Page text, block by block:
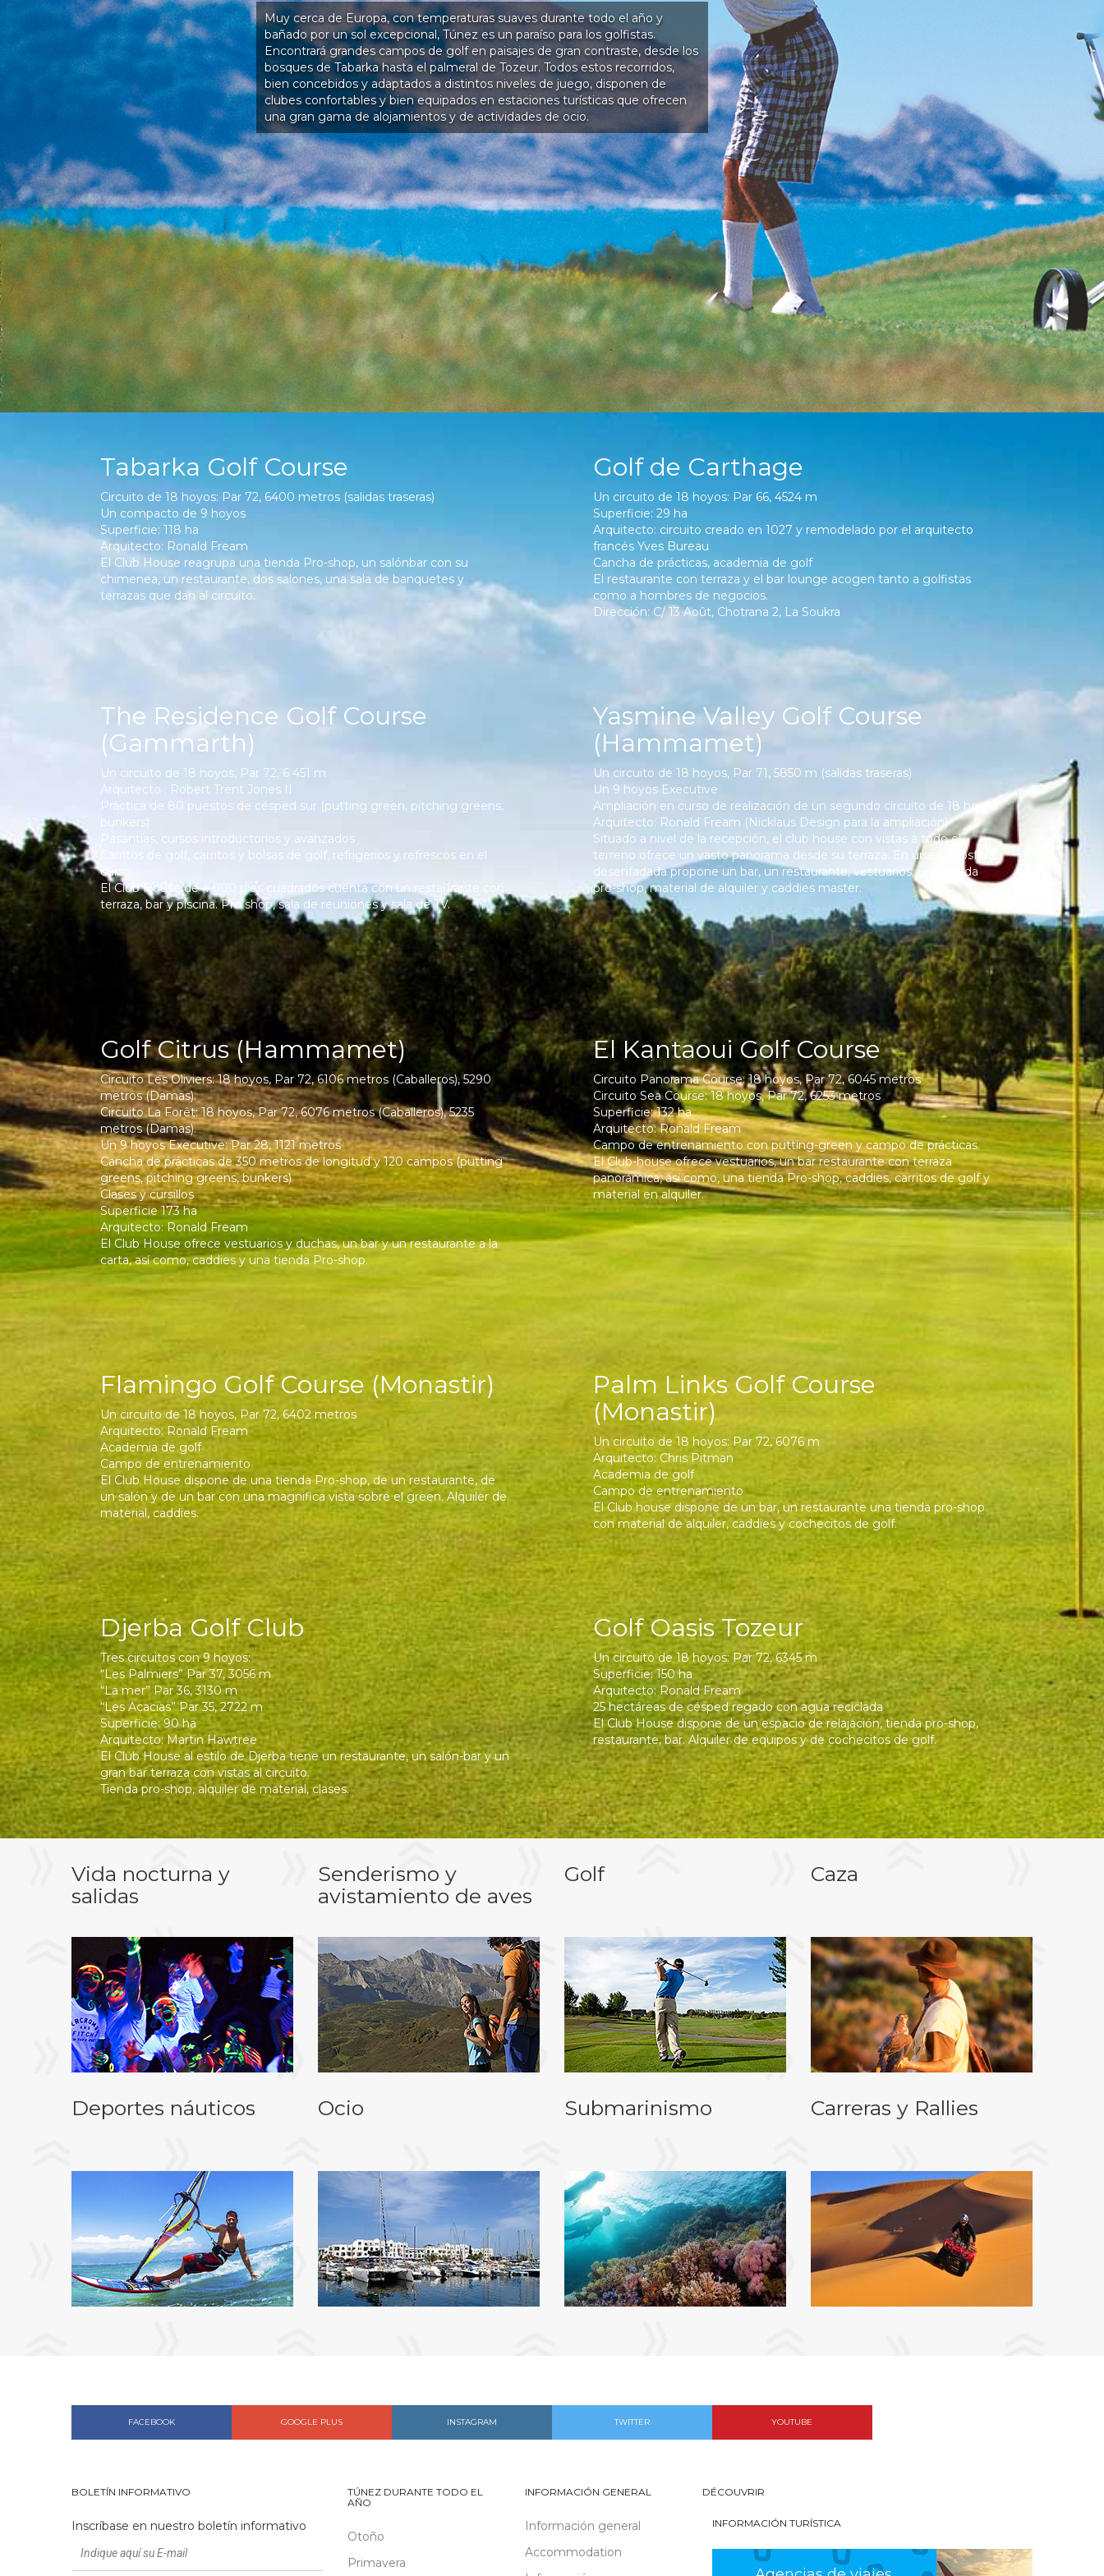
Muy cerca de Europa, con temperaturas suaves durante todo el año y
bañado por un sol excepcional, Túnez es un paraíso para los golfistas.
Encontrará grandes campos de golf en paisajes de gran contraste, desde los
bosques de Tabarka hasta el palmeral de Tozeur. Todos estos recorridos,
bien concebidos y adaptados a distintos niveles de juego, disponen de
clubes confortables y bien equipados en estaciones turísticas que ofrecen
una gran gama de alojamientos y de actividades de ocio.
Tabarka Golf Course
Circuito de 18 hoyos: Par 72, 6400 metros (salidas traseras)
Un compacto de 9 hoyos
Superficie: 118 ha
Arquitecto: Ronald Fream
El Club House reagrupa una tienda Pro-shop, un salónbar con su
chimenea, un restaurante, dos salones, una sala de banquetes y
terrazas que dan al circuito.
Golf de Carthage
Un circuito de 18 hoyos: Par 66, 4524 m
Superficie: 29 ha
Arquitecto: circuito creado en 1027 y remodelado por el arquitecto
francés Yves Bureau
Cancha de prácticas, academia de golf
El restaurante con terraza y el bar lounge acogen tanto a golfistas
como a hombres de negocios.
Dirección: C/ 13 Août, Chotrana 2, La Soukra
The Residence Golf Course
(Gammarth)
Un circuito de 18 hoyos, Par 72, 6 451 m
Arquitecto : Robert Trent Jones II
Práctica de 80 puestos de césped sur (putting green, pitching greens,
bunkers)
Pasantías, cursos introductorios y avanzados
Carritos de golf, carritos y bolsas de golf, refrigerios y refrescos en el
curso
El Club House de 4.000 pies cuadrados cuenta con un restaurante con
terraza, bar y piscina. Pro shop, sala de reuniones y sala de TV.
Yasmine Valley Golf Course
(Hammamet)
Un circuito de 18 hoyos, Par 71, 5850 m (salidas traseras)
Un 9 hoyos Executive
Ampliación en curso de realización de un segundo circuito de 18 hoyos
Arquitecto: Ronald Fream (Nicklaus Design para la ampliación)
Situado a nivel de la recepción, el club house con vistas a todo el
terreno ofrece un vasto panorama desde su terraza. En una atmósfera
desenfadada propone un bar, un restaurante, vestuarios, una tienda
pro-shop, material de alquiler y caddies master.
Golf Citrus (Hammamet)
Circuito Les Oliviers: 18 hoyos, Par 72, 6106 metros (Caballeros), 5290
metros (Damas).
Circuito La Forêt: 18 hoyos, Par 72, 6076 metros (Caballeros), 5235
metros (Damas).
Un 9 hoyos Executive: Par 28, 1121 metros
Cancha de prácticas de 350 metros de longitud y 120 campos (putting
greens, pitching greens, bunkers)
Clases y cursillos
Superficie 173 ha
Arquitecto: Ronald Fream
El Club House ofrece vestuarios y duchas, un bar y un restaurante a la
carta, así como, caddies y una tienda Pro-shop.
El Kantaoui Golf Course
Circuito Panorama Course: 18 hoyos, Par 72, 6045 metros
Circuito Sea Course: 18 hoyos, Par 72, 6253 metros
Superficie: 132 ha
Arquitecto: Ronald Fream
Campo de entrenamiento con putting-green y campo de prácticas.
El Club-house ofrece vestuarios, un bar restaurante con terraza
panorámica, así como, una tienda Pro-shop, caddies, carritos de golf y
material en alquiler.
Flamingo Golf Course (Monastir)
Un circuito de 18 hoyos, Par 72, 6402 metros
Arquitecto: Ronald Fream
Academia de golf
Campo de entrenamiento
El Club House dispone de una tienda Pro-shop, de un restaurante, de
un salón y de un bar con una magnifica vista sobre el green. Alquiler de
material, caddies.
Palm Links Golf Course
(Monastir)
Un circuito de 18 hoyos: Par 72, 6076 m
Arquitecto: Chris Pitman
Academia de golf
Campo de entrenamiento
El Club house dispone de un bar, un restaurante una tienda pro-shop
con material de alquiler, caddies y cochecitos de golf.
Djerba Golf Club
Tres circuitos con 9 hoyos:
“Les Palmiers” Par 37, 3056 m
“La mer” Par 36, 3130 m
“Les Acacias” Par 35, 2722 m
Superficie: 90 ha
Arquitecto: Martin Hawtree
El Club House al estilo de Djerba tiene un restaurante, un salón-bar y un
gran bar terraza con vistas al circuito.
Tienda pro-shop, alquiler de material, clases.
Golf Oasis Tozeur
Un circuito de 18 hoyos: Par 72, 6345 m
Superficie: 150 ha
Arquitecto: Ronald Fream
25 hectáreas de césped regado con agua reciclada
El Club House dispone de un espacio de relajación, tienda pro-shop,
restaurante, bar. Alquiler de equipos y de cochecitos de golf.
Vida nocturna y
salidas
Senderismo y
avistamiento de aves
Golf Caza
Deportes náuticos Ocio Submarinismo Carreras y Rallies
FACEBOOK GOOGLE PLUS INSTAGRAM TWITTER YOUTUBE
BOLETÍN INFORMATIVO
Inscríbase en nuestro boletín informativo
TÚNEZ DURANTE TODO EL
AÑO
Otoño
Primavera
INFORMACIÓN GENERAL
Información general
Accommodation
DÉCOUVRIR
INFORMACIÓN TURÍSTICA